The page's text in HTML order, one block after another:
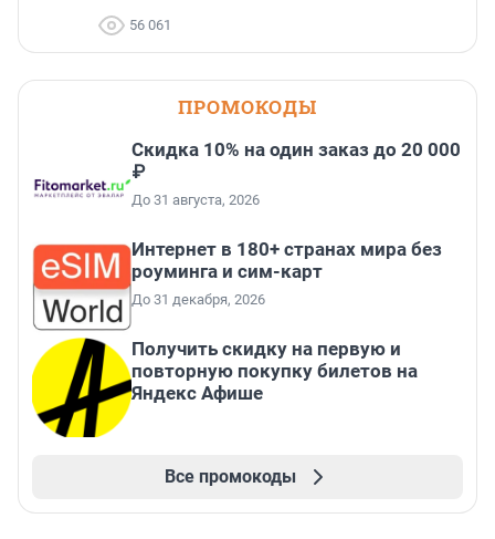
56 061
ПРОМОКОДЫ
Скидка 10% на один заказ до 20 000
₽
До 31 августа, 2026
Интернет в 180+ странах мира без
роуминга и сим-карт
До 31 декабря, 2026
Получить скидку на первую и
повторную покупку билетов на
Яндекс Афише
Все промокоды